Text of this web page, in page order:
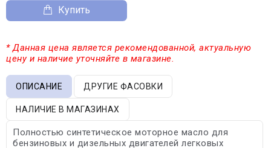
Купить
* Данная цена является рекомендованной, актуальную
цену и наличие уточняйте в магазине.
ОПИСАНИЕ ДРУГИЕ ФАСОВКИ
НАЛИЧИЕ В МАГАЗИНАХ
Полностью синтетическое моторное масло для
бензиновых и дизельных двигателей легковых